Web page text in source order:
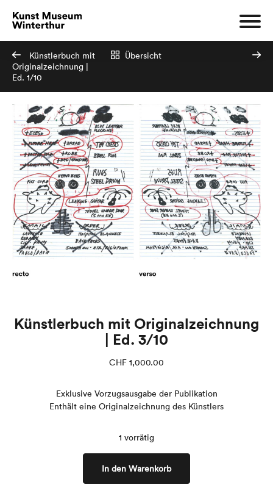
Künstlerbuch mit
Originalzeichnung |
Ed. 1/10
Übersicht
Künstlerbuch mit Originalzeichnung
| Ed. 3/10
CHF 1,000.00
Exklusive Vorzugsausgabe der Publikation
Enthält eine Originalzeichnung des Künstlers
1 vorrätig
In den Warenkorb